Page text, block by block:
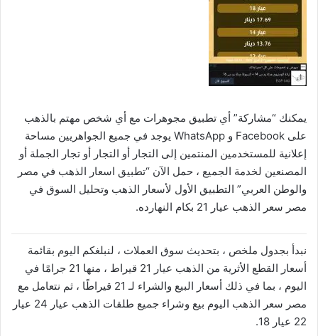
يمكنك “مشاركة” أي تطبيق مجوهرات مع أي شخص مهتم بالذهب
على Facebook و WhatsApp يوجد في جميع الجواهريين مساحة
إعلانية للمستخدمين المنتمين إلى التجار أو التجار أو تجار الجملة أو
المصنعين لخدمة الجميع ، حمل الآن “تطبيق اسعار الذهب في مصر
والوطن العربي” التطبيق الأول لأسعار الذهب وتحليل السوق في
مصر سعر الذهب عيار 21 بكام النهارده.
نبدأ بجدول ملخص ، بتحديث سوق العملات ، لنبلغكم اليوم بقائمة
أسعار القطع الأثرية من الذهب عيار 21 قيراط ، منها 21 جرامًا في
اليوم ، بما في ذلك أسعار البيع والشراء لـ 21 قيراطًا ، ثم نتعامل مع
مصر سعر الذهب اليوم بيع وشراء جميع طلقات الذهب عيار 24 عيار
22 عيار 18.